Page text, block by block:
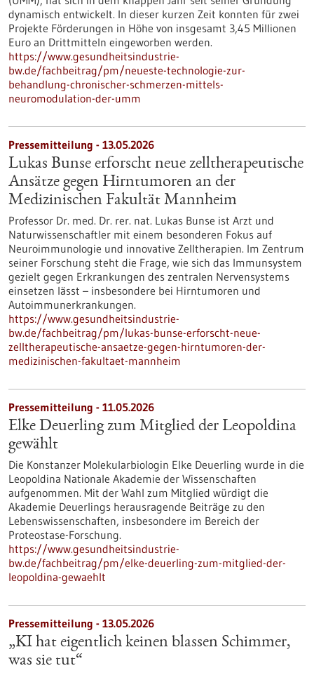
dynamisch entwickelt. In dieser kurzen Zeit konnten für zwei
Projekte Förderungen in Höhe von insgesamt 3,45 Millionen
Euro an Drittmitteln eingeworben werden.
https://www.gesundheitsindustrie-
bw.de/fachbeitrag/pm/neueste-technologie-zur-
behandlung-chronischer-schmerzen-mittels-
neuromodulation-der-umm
Pressemitteilung - 13.05.2026
Lukas Bunse erforscht neue zelltherapeutische
Ansätze gegen Hirntumoren an der
Medizinischen Fakultät Mannheim
Professor Dr. med. Dr. rer. nat. Lukas Bunse ist Arzt und
Naturwissenschaftler mit einem besonderen Fokus auf
Neuroimmunologie und innovative Zelltherapien. Im Zentrum
seiner Forschung steht die Frage, wie sich das Immunsystem
gezielt gegen Erkrankungen des zentralen Nervensystems
einsetzen lässt – insbesondere bei Hirntumoren und
Autoimmunerkrankungen.
https://www.gesundheitsindustrie-
bw.de/fachbeitrag/pm/lukas-bunse-erforscht-neue-
zelltherapeutische-ansaetze-gegen-hirntumoren-der-
medizinischen-fakultaet-mannheim
Pressemitteilung - 11.05.2026
Elke Deuerling zum Mitglied der Leopoldina
gewählt
Die Konstanzer Molekularbiologin Elke Deuerling wurde in die
Leopoldina Nationale Akademie der Wissenschaften
aufgenommen. Mit der Wahl zum Mitglied würdigt die
Akademie Deuerlings herausragende Beiträge zu den
Lebenswissenschaften, insbesondere im Bereich der
Proteostase-Forschung.
https://www.gesundheitsindustrie-
bw.de/fachbeitrag/pm/elke-deuerling-zum-mitglied-der-
leopoldina-gewaehlt
Pressemitteilung - 13.05.2026
„KI hat eigentlich keinen blassen Schimmer,
was sie tut“